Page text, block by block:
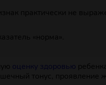
практически не
«норма».
оценку здоровью
тонус, проявление